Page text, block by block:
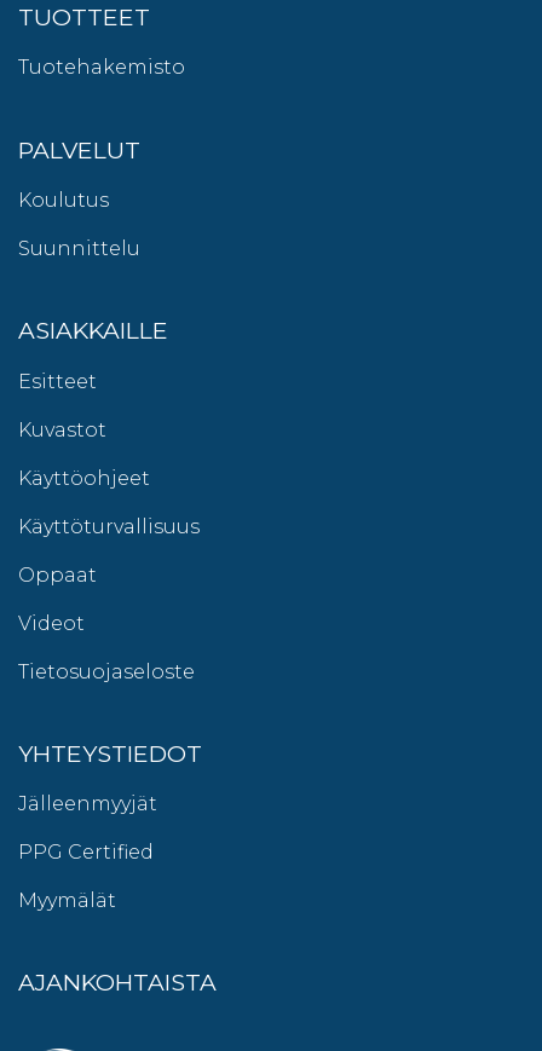
TUOTTEET
Tuotehakemisto
PALVELUT
Koulutus
Suunnittelu
ASIAKKAILLE
Esitteet
Kuvastot
Käyttöohjeet
Käyttöturvallisuus
Oppaat
Videot
Tietosuojaseloste
YHTEYSTIEDOT
Jälleenmyyjät
PPG Certified
Myymälät
AJANKOHTAISTA